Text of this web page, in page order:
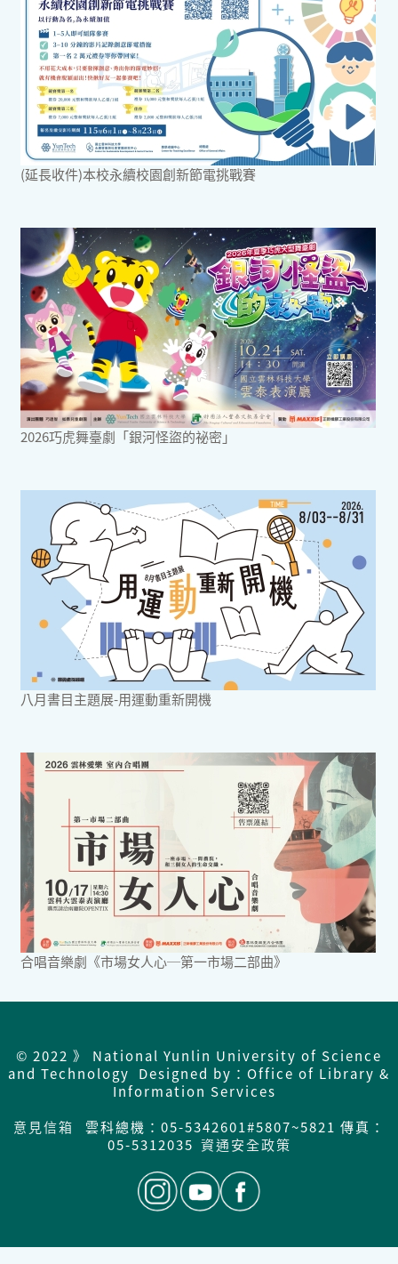
(延長收件)本校永續校園創新節電挑戰賽
2026巧虎舞臺劇「銀河怪盜的祕密」
八月書目主題展-用運動重新開機
合唱音樂劇《市場女人心─第一市場二部曲》
© 2022 》 National Yunlin University of Science
and Technology Designed by：Office of Library &
Information Services
意見信箱
雲科總機：05-5342601#5807~5821 傳真：
05-5312035 資通安全政策